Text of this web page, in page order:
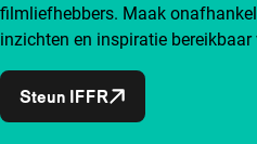
filmliefhebbers. Maak
inzichten en inspiratie bereikbaar
Steun IFFR